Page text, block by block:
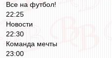
Все на футбол!
22:25
Новости
22:30
Команда мечты
23:00